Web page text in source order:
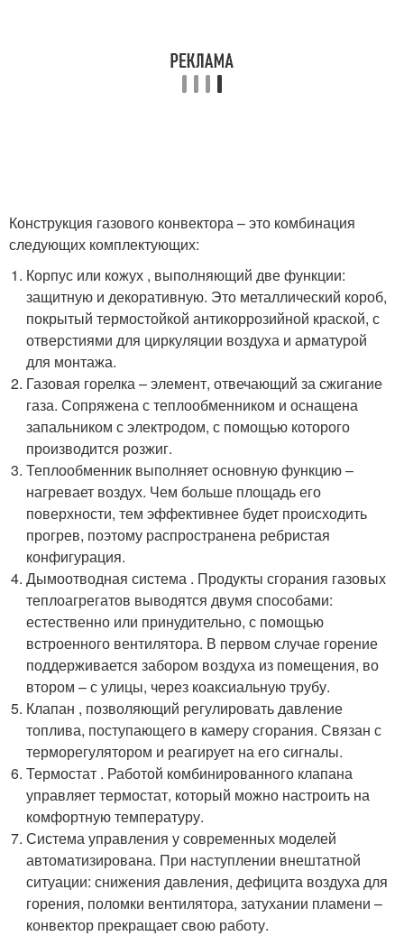
Конструкция газового конвектора – это комбинация
следующих комплектующих:
Корпус или кожух , выполняющий две функции:
защитную и декоративную. Это металлический короб,
покрытый термостойкой антикоррозийной краской, с
отверстиями для циркуляции воздуха и арматурой
для монтажа.
Газовая горелка – элемент, отвечающий за сжигание
газа. Сопряжена с теплообменником и оснащена
запальником с электродом, с помощью которого
производится розжиг.
Теплообменник выполняет основную функцию –
нагревает воздух. Чем больше площадь его
поверхности, тем эффективнее будет происходить
прогрев, поэтому распространена ребристая
конфигурация.
Дымоотводная система . Продукты сгорания газовых
теплоагрегатов выводятся двумя способами:
естественно или принудительно, с помощью
встроенного вентилятора. В первом случае горение
поддерживается забором воздуха из помещения, во
втором – с улицы, через коаксиальную трубу.
Клапан , позволяющий регулировать давление
топлива, поступающего в камеру сгорания. Связан с
терморегулятором и реагирует на его сигналы.
Термостат . Работой комбинированного клапана
управляет термостат, который можно настроить на
комфортную температуру.
Система управления у современных моделей
автоматизирована. При наступлении внештатной
ситуации: снижения давления, дефицита воздуха для
горения, поломки вентилятора, затухании пламени –
конвектор прекращает свою работу.